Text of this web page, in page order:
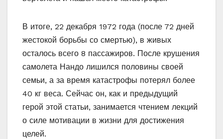
В итоге, 22 декабря 1972 года (после 72 дней
жестокой борьбы со смертью), в живых
осталось всего 8 пассажиров. После крушения
самолета Нандо лишился половины своей
семьи, а за время катастрофы потерял более
40 кг веса. Сейчас он, как и предыдущий
герой этой статьи, занимается чтением лекций
о силе мотивации в жизни для достижения
целей.